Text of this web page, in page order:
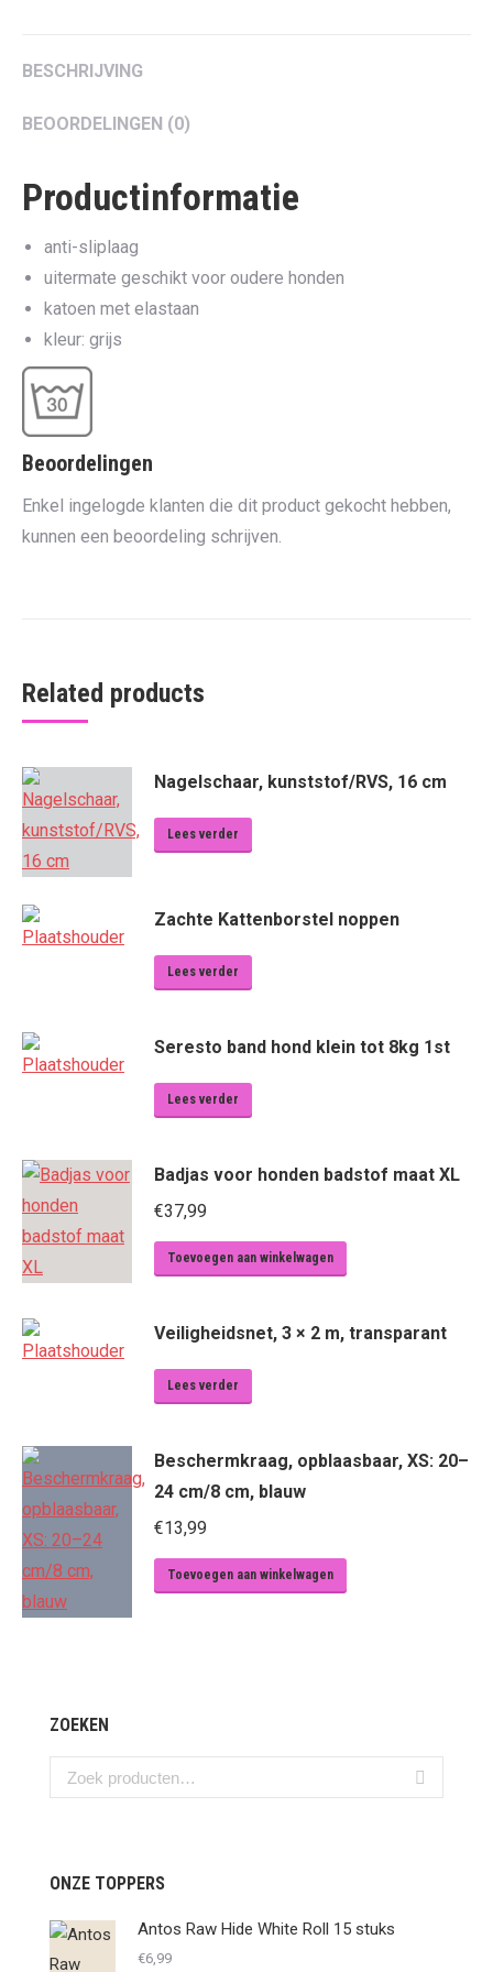
BESCHRIJVING
BEOORDELINGEN (0)
Productinformatie
anti-sliplaag
uitermate geschikt voor oudere honden
katoen met elastaan
kleur: grijs
Beoordelingen
Enkel ingelogde klanten die dit product gekocht hebben,
kunnen een beoordeling schrijven.
Related products
Nagelschaar, kunststof/RVS, 16 cm
Lees verder
Zachte Kattenborstel noppen
Lees verder
Seresto band hond klein tot 8kg 1st
Lees verder
Badjas voor honden badstof maat XL
€37,99
Toevoegen aan winkelwagen
Veiligheidsnet, 3 × 2 m, transparant
Lees verder
Beschermkraag, opblaasbaar, XS: 20–
24 cm/8 cm, blauw
€13,99
Toevoegen aan winkelwagen
ZOEKEN
ONZE TOPPERS
Antos Raw Hide White Roll 15 stuks
€6,99